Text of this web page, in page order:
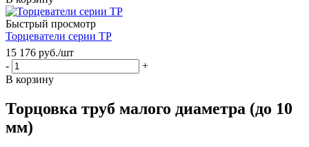
Быстрый просмотр
Торцеватели серии ТР
15 176 руб./шт
-
+
В корзину
Торцовка труб малого диаметра (до 10
мм)